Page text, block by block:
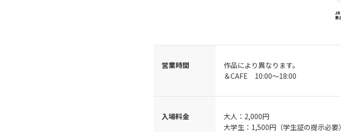
営業時間
作品により異なります。
＆CAFE 10:00〜18:00
入場料金
大人：2,000円
大学生：1,500円（学生証の提示必要）